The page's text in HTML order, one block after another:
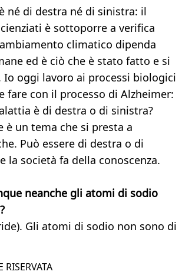
né di destra né di sinistra: il
è sottoporre a verifica
climatico dipenda
ed è ciò che è stato fatto e si
Io oggi lavoro ai processi biologici
fare con il processo di Alzheimer:
è di destra o di sinistra?
è un tema che si presta a
Può essere di destra o di
la società fa della conoscenza.
neanche gli atomi di sodio
Gli atomi di sodio non sono di